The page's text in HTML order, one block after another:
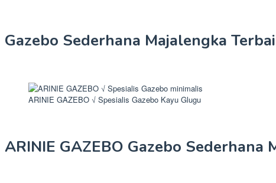
Gazebo Sederhana Majalengka
ARINIE GAZEBO √ Spesialis Gazebo Kayu Glugu
ARINIE GAZEBO Gazebo Sederhana